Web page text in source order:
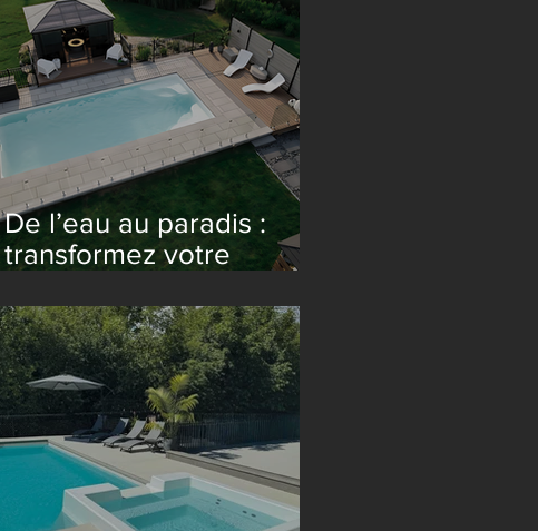
De l’eau au paradis :
transformez votre